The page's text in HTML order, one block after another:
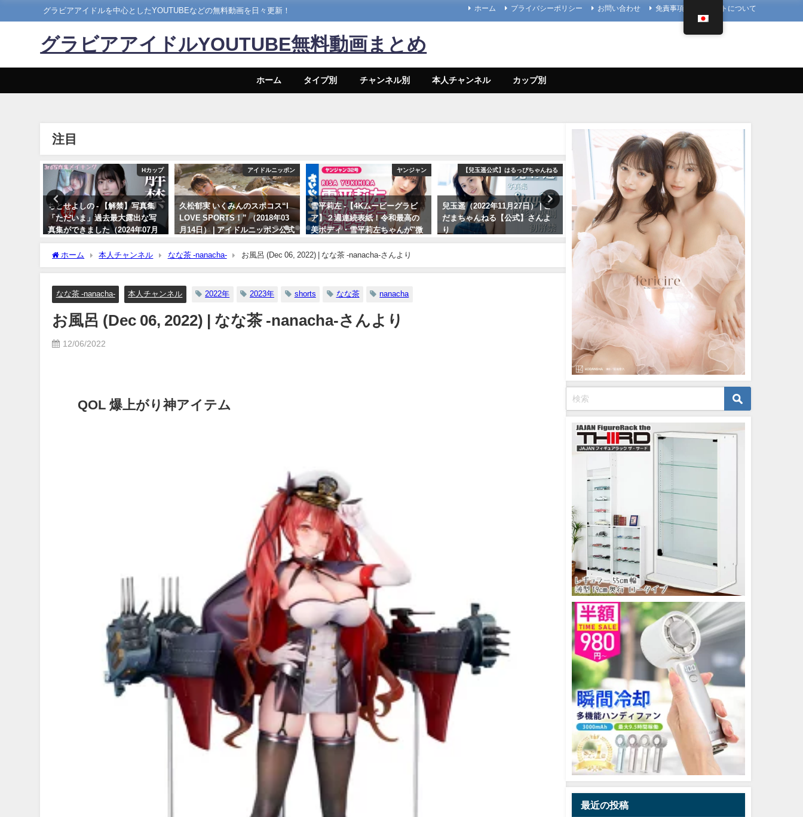
グラビアアイドルを中心としたYOUTUBEなどの無料動画を日々更新！ ホーム プライバシーポリシー お問い合わせ 免責事項 当サイトについて
グラビアアイドルYOUTUBE無料動画まとめ
ホーム タイプ別 チャンネル別 本人チャンネル カップ別
注目
Hカップ
ちとせよしの - 【解禁】写真集
「ただいま」過去最大露出な写
真集ができました（2024年07月
26日） | よしのんチャンネルさん
より
アイドルニッポン
久松郁実 いくみんのスポコス“I
LOVE SPORTS！” （2018年03
月14日） | アイドルニッポン公式
YouTubeチャンネルさんより
07/14/2024
ヤンジャン
雪平莉左 -【4Kムービーグラビ
ア】２週連続表紙！令和最高の
美ボディ・雪平莉左ちゃんが"微
笑みの国"タイで魅せる女神の微
笑み！カラフルでビビッドな水
着撮影に最高画質で没入密着！
日） | ヤンジャンTV【集英社ヤ
07/06/2023
【兒玉遥公式】はるっぴちゃんねる
兒玉遥（2022年11月27日） | こ
だまちゃんねる【公式】さんよ
り
4K UPSCALING CLUB
今田美桜【4K】（2022年09月14
日） | 4K UPSCALING CLUBさ
んより
09/14/2022
【バニーガールコスプレ】
こがTVアニメ『涼宮ハルヒ
鬱』劇中歌「God knows…
神カバー！！
10/17/2024
ホーム 本人チャンネル なな茶 -nanacha- お風呂 (Dec 06, 2022) | なな茶 -nanacha-さんより
なな茶 -nanacha- 本人チャンネル 2022年 2023年 shorts なな茶 nanacha
お風呂 (Dec 06, 2022) | なな茶 -nanacha-さんより
12/06/2022
QOL 爆上がり神アイテム
最近の投稿